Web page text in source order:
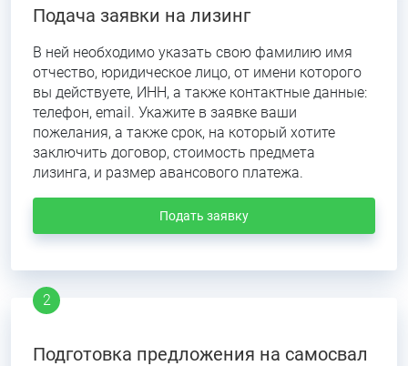
Подача заявки на лизинг
В ней необходимо указать свою фамилию имя
отчество, юридическое лицо, от имени которого
вы действуете, ИНН, а также контактные данные:
телефон, email. Укажите в заявке ваши
пожелания, а также срок, на который хотите
заключить договор, стоимость предмета
лизинга, и размер авансового платежа.
Подать заявку
Подготовка предложения на самосвал